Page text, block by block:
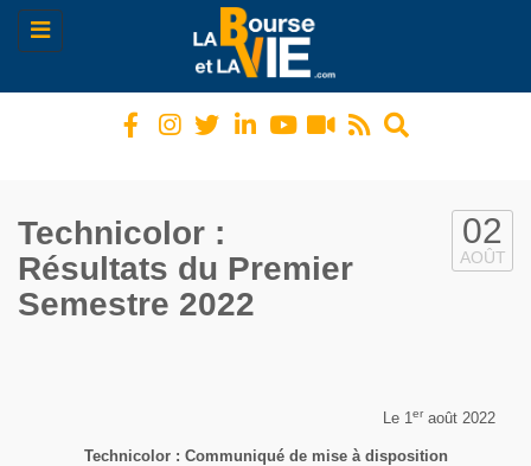
Toggle
navigation
Technicolor :
Résultats du Premier
Semestre 2022
02
AOÛT
Le 1eraoût 2022
Technicolor : Communiqué de mise à disposition